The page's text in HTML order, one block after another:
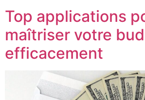
Top applications
maîtriser votre
efficacement